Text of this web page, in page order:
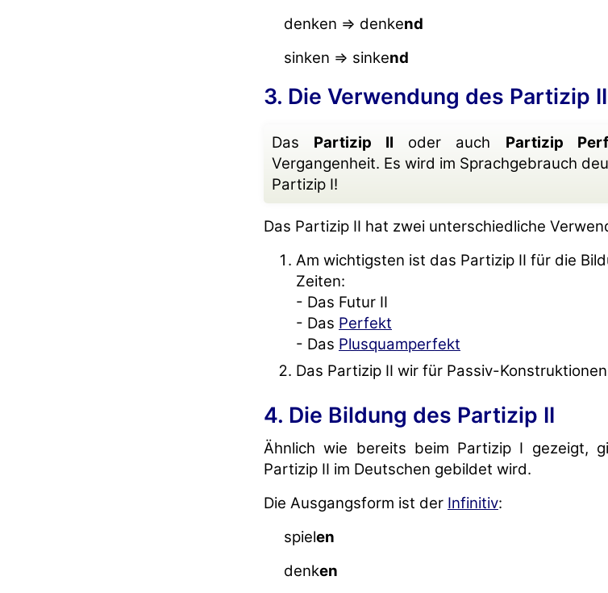
denken => denkend
sinken => sinkend
3. Die Verwendung des Partizip II
Das Partizip II oder auch Partizip
Vergangenheit. Es wird im Sprachgebrauch
Partizip I!
Das Partizip II hat zwei unterschiedliche
Am wichtigsten ist das Partizip II für die
Zeiten:
- Das Futur II
- Das Perfekt
- Das Plusquamperfekt
Das Partizip II wir für Passiv-
4. Die Bildung des Partizip II
Ähnlich wie bereits beim Partizip I gezeigt,
Partizip II im Deutschen gebildet wird.
Die Ausgangsform ist der Infinitiv:
spielen
denken